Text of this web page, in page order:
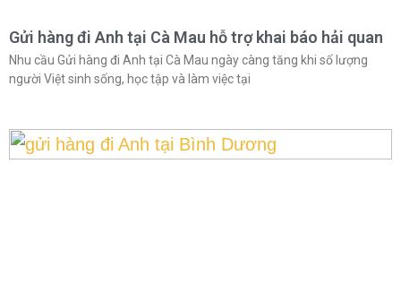
Gửi hàng đi Anh tại Cà Mau hỗ trợ khai báo hải quan
Nhu cầu Gửi hàng đi Anh tại Cà Mau ngày càng tăng khi số lượng
người Việt sinh sống, học tập và làm việc tại